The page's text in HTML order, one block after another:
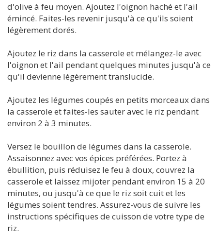
d'olive à feu moyen. Ajoutez l'oignon haché et l'ail
émincé. Faites-les revenir jusqu'à ce qu'ils soient
légèrement dorés.
Ajoutez le riz dans la casserole et mélangez-le avec
l'oignon et l'ail pendant quelques minutes jusqu'à ce
qu'il devienne légèrement translucide.
Ajoutez les légumes coupés en petits morceaux dans
la casserole et faites-les sauter avec le riz pendant
environ 2 à 3 minutes.
Versez le bouillon de légumes dans la casserole.
Assaisonnez avec vos épices préférées. Portez à
ébullition, puis réduisez le feu à doux, couvrez la
casserole et laissez mijoter pendant environ 15 à 20
minutes, ou jusqu'à ce que le riz soit cuit et les
légumes soient tendres. Assurez-vous de suivre les
instructions spécifiques de cuisson de votre type de
riz.